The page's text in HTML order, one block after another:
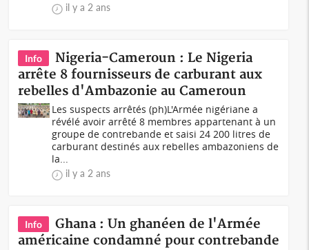
il y a 2 ans
Info
Nigeria-Cameroun : Le Nigeria
arrête 8 fournisseurs de carburant aux
rebelles d'Ambazonie au Cameroun
Les suspects arrêtés (ph)L'Armée nigériane a
révélé avoir arrêté 8 membres appartenant à un
groupe de contrebande et saisi 24 200 litres de
carburant destinés aux rebelles ambazoniens de
la...
il y a 2 ans
Info
Ghana : Un ghanéen de l'Armée
américaine condamné pour contrebande